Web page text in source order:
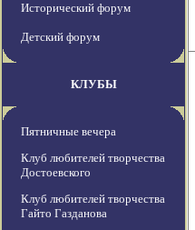
Исторический форум
Детский форум
КЛУБЫ
Пятничные вечера
Клуб любителей творчества
Достоевского
Клуб любителей творчества
Гайто Газданова